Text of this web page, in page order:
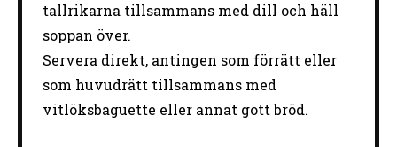
tallrikarna tillsammans med dill och häll
soppan över.
Servera direkt, antingen som förrätt eller
som huvudrätt tillsammans med
vitlöksbaguette eller annat gott bröd.